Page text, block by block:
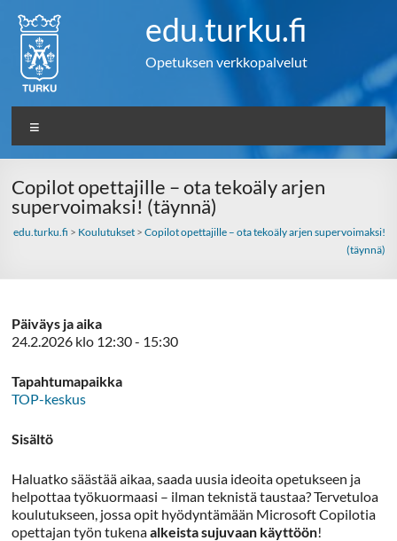
content
edu.turku.fi
Opetuksen verkkopalvelut
Copilot opettajille – ota tekoäly arjen
supervoimaksi! (täynnä)
edu.turku.fi > Koulutukset> Copilot opettajille – ota tekoäly arjen supervoimaksi!
(täynnä)
Päiväys ja aika
24.2.2026 klo 12:30 - 15:30
Tapahtumapaikka
TOP-keskus
Sisältö
Haluatko säästää aikaa, saada uusia ideoita opetukseen ja
helpottaa työkuormaasi – ilman teknistä taustaa? Tervetuloa
koulutukseen, jossa opit hyödyntämään Microsoft Copilotia
opettajan työn tukenaalkeista sujuvaan käyttöön!